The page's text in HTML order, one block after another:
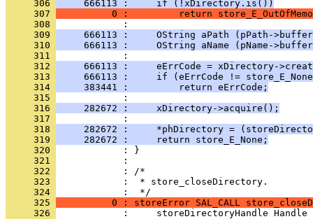
     306
     666113 :     if (!xDirectory.is())
     307
0 :         return
     308
     309
666113 :     OString aPath (pPath-
     310
666113 :     OString aName (pName-
     311
     312
666113 :     eErrCode = xDirectory-
     313
666113 :     if (eErrCode !=
     314
     383441 :         return eErrCode;
     315
     316
     282672 :     xDirectory->acquire();
     317
     318
282672 :     *phDirectory =
     319
     282672 :     return store_E_None;
     320
     321
     322
     323
            :  * store_closeDirectory.
     324
     325
0 : storeError SAL_CALL
     326